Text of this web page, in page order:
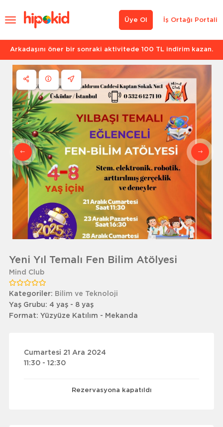
İş Ortağı Portali
Üye Ol
Arkadaşını öner bir sonraki aktivitede 100 TL indirim kazan.
Yeni Yıl Temalı Fen Bilim Atölyesi
Mind Club
Kategoriler: Bilim ve Teknoloji
Yaş Grubu: 4 yaş - 8 yaş
Format: Yüzyüze Katılım - Mekanda
Cumartesi 21 Ara 2024
11:30 - 12:30
Rezervasyona kapatıldı